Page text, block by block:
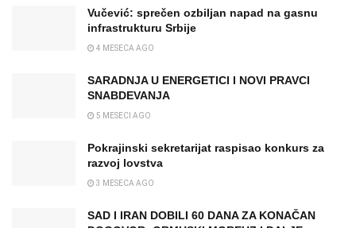
Vučević: sprečen ozbiljan napad na gasnu
infrastrukturu Srbije
4 MESECA AGO
SARADNJA U ENERGETICI I NOVI PRAVCI
SNABDEVANJA
5 MESECI AGO
Pokrajinski sekretarijat raspisao konkurs za
razvoj lovstva
3 MESECA AGO
SAD I IRAN DOBILI 60 DANA ZA KONAČAN